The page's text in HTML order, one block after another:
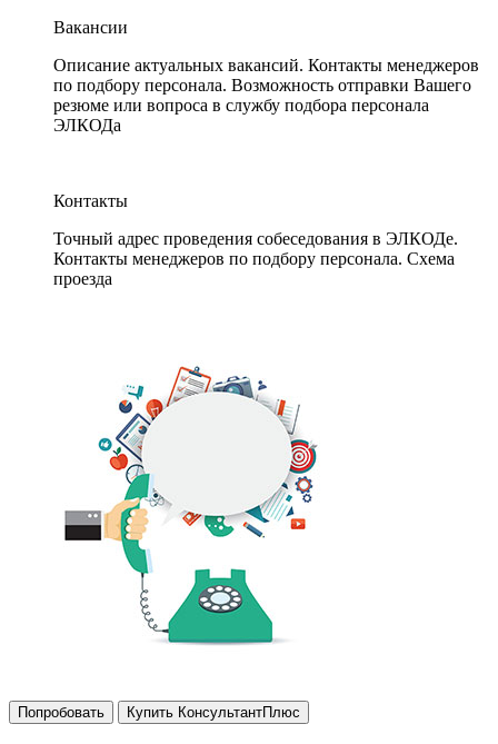
Вакансии
Описание актуальных вакансий. Контакты менеджеров
по подбору персонала. Возможность отправки Вашего
резюме или вопроса в службу подбора персонала
ЭЛКОДа
Контакты
Точный адрес проведения собеседования в ЭЛКОДе.
Контакты менеджеров по подбору персонала. Схема
проезда
Попробовать Купить КонсультантПлюс